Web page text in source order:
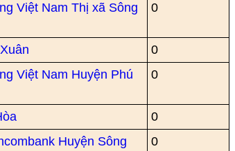
Việt Nam Thị xã Sông
0
0
Việt Nam Huyện Phú
0
0
Huyện Sông
0